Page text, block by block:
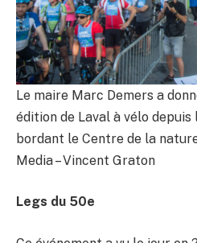
Le maire Marc Demers a
édition de Laval à vélo depuis
bordant le Centre de la
Media – Vincent Graton
Legs du 50e